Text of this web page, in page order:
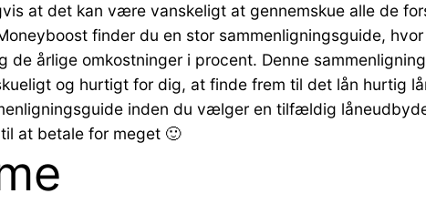
at det kan være vanskeligt at gennemskue alle de
finder du en stor sammenligningsguide,
de årlige omkostninger i procent. Denne
og hurtigt for dig, at finde frem til det lån hurtig
inden du vælger en tilfældig
at betale for meget 🙂